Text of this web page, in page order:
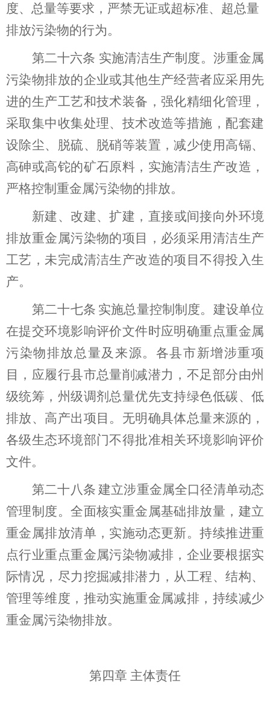
度、总量等要求，严禁无证或超标准、超总量
排放污染物的行为。
第二十六条 实施清洁生产制度。涉重金属
污染物排放的企业或其他生产经营者应采用先
进的生产工艺和技术装备，强化精细化管理，
采取集中收集处理、技术改造等措施，配套建
设除尘、脱硫、脱硝等装置，减少使用高镉、
高砷或高铊的矿石原料，实施清洁生产改造，
严格控制重金属污染物的排放。
新建、改建、扩建，直接或间接向外环境
排放重金属污染物的项目，必须采用清洁生产
工艺，未完成清洁生产改造的项目不得投入生
产。
第二十七条 实施总量控制制度。建设单位
在提交环境影响评价文件时应明确重点重金属
污染物排放总量及来源。 各县市新增涉重项
目，应履行县市总量削减潜力，不足部分由州
级统筹，州级调剂总量优先支持绿色低碳、低
排放、高产出项目。 无明确具体总量来源的，
各级生态环境部门不得批准相关环境影响评价
文件。
第二十 八条 建立涉重金属全口径清单动态
管理制度。全面核实重金属基础排放量，建立
重金属排放清单，实施动态更新。持续推进重
点行业重点重金属污染物减排，企业要根据实
际情况，尽力挖掘减排潜力，从工程、结构、
管理等维度，推动实施重金属减排，持续减少
重金属污染物排放。
第四章 主体责任